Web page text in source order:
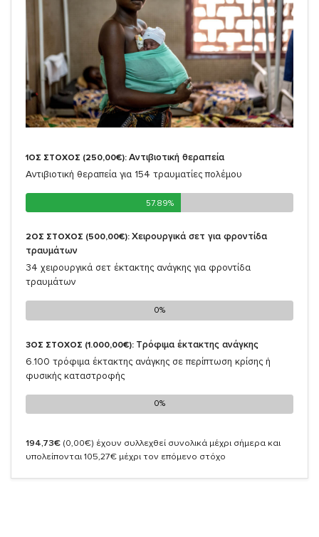
1ΟΣ ΣΤΟΧΟΣ (250,00€): Αντιβιοτική θεραπεία
Αντιβιοτική θεραπεία για 154 τραυματίες πολέμου
57.89%
57.89%
2ΟΣ ΣΤΟΧΟΣ (500,00€): Χειρουργικά σετ για φροντίδα
τραυμάτων
34 χειρουργικά σετ έκτακτης ανάγκης για φροντίδα
τραυμάτων
0%
0%
3ΟΣ ΣΤΟΧΟΣ (1.000,00€): Τρόφιμα έκτακτης ανάγκης
6.100 τρόφιμα έκτακτης ανάγκης σε περίπτωση κρίσης ή
φυσικής καταστροφής
0%
0%
194,73€ (0,00€) έχουν συλλεχθεί συνολικά μέχρι σήμερα και
υπολείπονται 105,27€ μέχρι τον επόμενο στόχο